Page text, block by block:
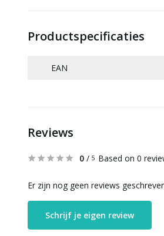
Productspecificaties
EAN
Reviews
0 / 5 Based on 0
Er zijn nog geen reviews
Schrijf je eigen review